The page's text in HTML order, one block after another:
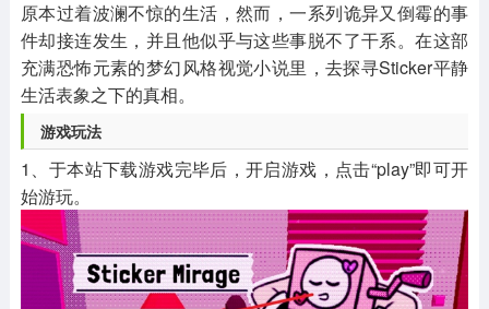
原本过着波澜不惊的生活，然而，一系列诡异又倒霉的事
件却接连发生，并且他似乎与这些事脱不了干系。在这部
充满恐怖元素的梦幻风格视觉小说里，去探寻Sticker平静
生活表象之下的真相。
游戏玩法
1、于本站下载游戏完毕后，开启游戏，点击“play”即可开
始游玩。